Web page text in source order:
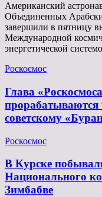
Американский
Объединенных
завершили в пятницу
Международной
энергетической
Роскосмос
Глава
советскому
Роскосмос
В Курске
Национального
Зимбабве